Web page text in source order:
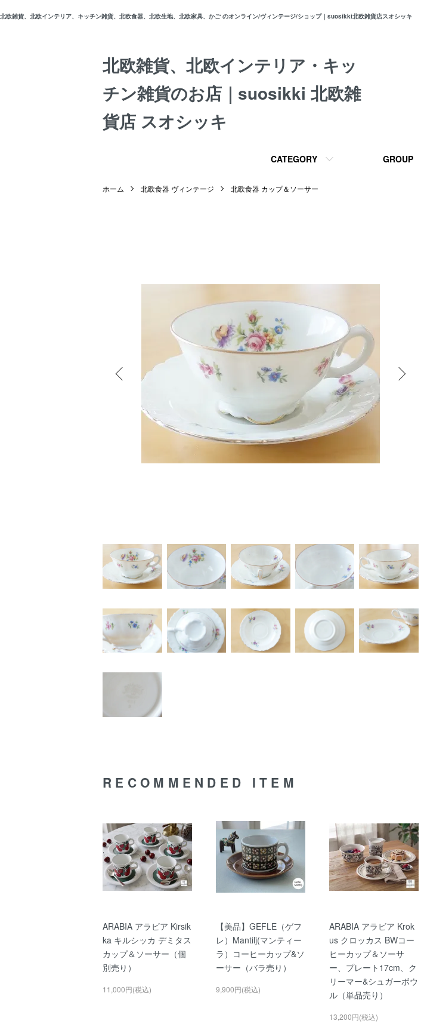
北欧雑貨、北欧インテリア、キッチン雑貨、北欧食器、北欧生地、北欧家具、かご のオンライン/ヴィンテージ/ショップ｜suosikki北欧雑貨店スオシッキ
北欧雑貨、北欧インテリア・キッ
チン雑貨のお店｜suosikki 北欧雑
貨店 スオシッキ
CATEGORY GROUP
ホーム 北欧食器 ヴィンテージ 北欧食器 カップ＆ソーサー
RECOMMENDED ITEM
ARABIA アラビア Kirsik
ka キルシッカ デミタス
カップ＆ソーサー（個
別売り）
11,000円(税込)
【美品】GEFLE（ゲフ
レ）Mantilj(マンティー
ラ）コーヒーカップ&ソ
ーサー（バラ売り）
9,900円(税込)
ARABIA アラビア Krok
us クロッカス BWコー
ヒーカップ＆ソーサ
ー、プレート17cm、ク
リーマー&シュガーボウ
ル（単品売り）
13,200円(税込)